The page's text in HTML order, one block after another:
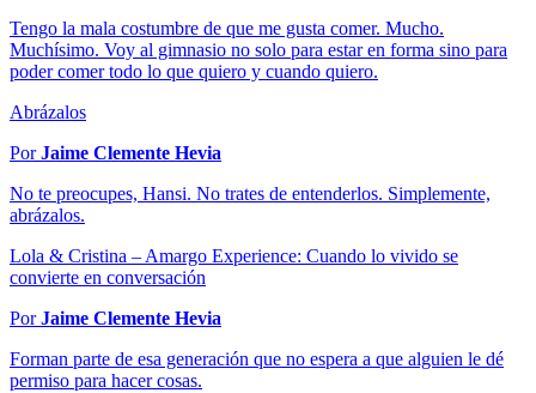
Tengo la mala costumbre de que me gusta comer. Mucho.
Muchísimo. Voy al gimnasio no solo para estar en forma sino para
poder comer todo lo que quiero y cuando quiero.
Abrázalos
PorJaime Clemente Hevia
No te preocupes, Hansi. No trates de entenderlos. Simplemente,
abrázalos.
Lola & Cristina – Amargo Experience: Cuando lo vivido se
convierte en conversación
PorJaime Clemente Hevia
Forman parte de esa generación que no espera a que alguien le dé
permiso para hacer cosas.